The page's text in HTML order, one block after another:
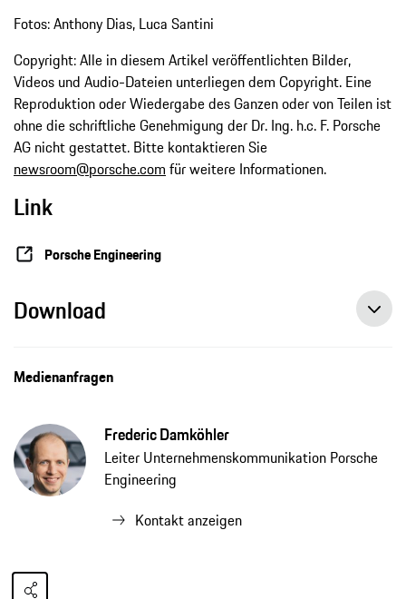
Fotos: Anthony Dias, Luca Santini
Copyright: Alle in diesem Artikel veröffentlichten Bilder,
Videos und Audio-Dateien unterliegen dem Copyright. Eine
Reproduktion oder Wiedergabe des Ganzen oder von Teilen ist
ohne die schriftliche Genehmigung der Dr. Ing. h.c. F. Porsche
AG nicht gestattet. Bitte kontaktieren Sie
newsroom@porsche.com für weitere Informationen.
Link
Porsche Engineering
Download
Medienanfragen
Frederic Damköhler
Leiter Unternehmenskommunikation Porsche
Engineering
Kontakt anzeigen